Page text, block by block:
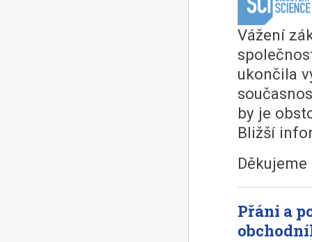
Vážení
ukončila
by je
Bližší
Přáni a